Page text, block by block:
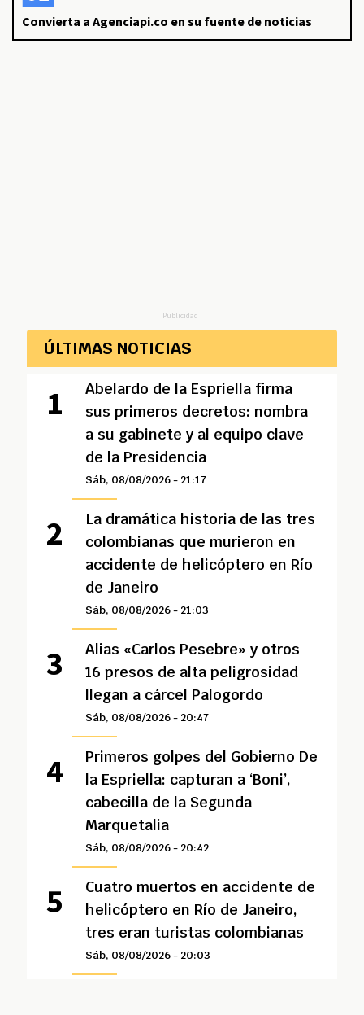
Convierta a Agenciapi.co en su fuente de noticias
Publicidad
ÚLTIMAS NOTICIAS
Abelardo de la Espriella firma
sus primeros decretos: nombra
a su gabinete y al equipo clave
de la Presidencia
Sáb, 08/08/2026 - 21:17
La dramática historia de las tres
colombianas que murieron en
accidente de helicóptero en Río
de Janeiro
Sáb, 08/08/2026 - 21:03
Alias «Carlos Pesebre» y otros
16 presos de alta peligrosidad
llegan a cárcel Palogordo
Sáb, 08/08/2026 - 20:47
Primeros golpes del Gobierno De
la Espriella: capturan a ‘Boni’,
cabecilla de la Segunda
Marquetalia
Sáb, 08/08/2026 - 20:42
Cuatro muertos en accidente de
helicóptero en Río de Janeiro,
tres eran turistas colombianas
Sáb, 08/08/2026 - 20:03